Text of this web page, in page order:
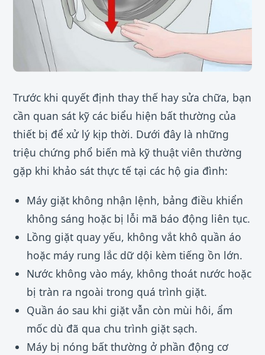
Trước khi quyết định thay thế hay sửa chữa, bạn
cần quan sát kỹ các biểu hiện bất thường của
thiết bị để xử lý kịp thời. Dưới đây là những
triệu chứng phổ biến mà kỹ thuật viên thường
gặp khi khảo sát thực tế tại các hộ gia đình:
Máy giặt không nhận lệnh, bảng điều khiển
không sáng hoặc bị lỗi mã báo động liên tục.
Lồng giặt quay yếu, không vắt khô quần áo
hoặc máy rung lắc dữ dội kèm tiếng ồn lớn.
Nước không vào máy, không thoát nước hoặc
bị tràn ra ngoài trong quá trình giặt.
Quần áo sau khi giặt vẫn còn mùi hôi, ẩm
mốc dù đã qua chu trình giặt sạch.
Máy bị nóng bất thường ở phần động cơ